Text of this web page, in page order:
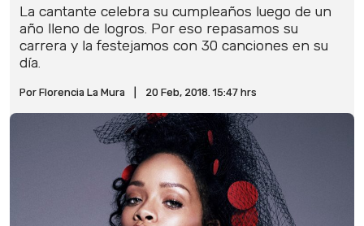
La cantante celebra su cumpleaños luego de un
año lleno de logros. Por eso repasamos su
carrera y la festejamos con 30 canciones en su
día.
Por Florencia La Mura 20 Feb, 2018. 15:47 hrs